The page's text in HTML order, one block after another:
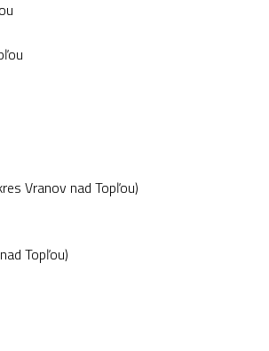
Vranov nad Topľou)
Topľou)